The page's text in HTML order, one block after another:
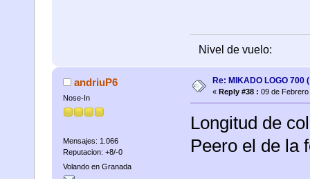
Nivel de vuelo:
andriuP6
Nose-In
Mensajes: 1.066
Reputacion: +8/-0
Volando en Granada
Re: MIKADO LOGO 700
« Reply #38 : 09 de
Longitud de
Peero el de la